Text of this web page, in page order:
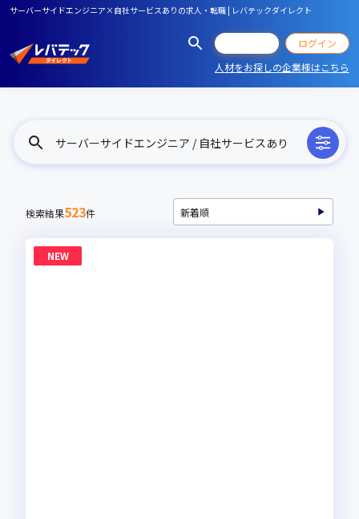
サーバーサイドエンジニア×自社サービスありの求人・転職 | レバテックダイレクト
ログイン
人材をお探しの企業様はこちら
サーバーサイドエンジニア / 自社サービスあり
検索結果523件
NEW